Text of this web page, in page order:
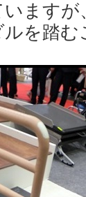
います
ルを踏